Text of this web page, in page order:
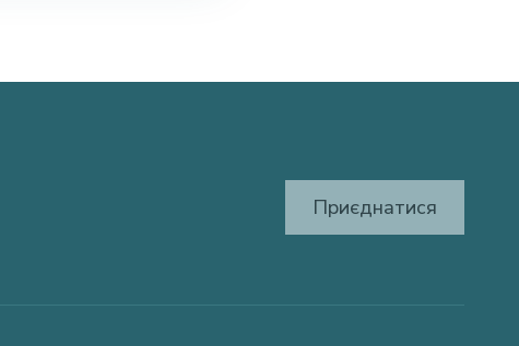
Приєднатися